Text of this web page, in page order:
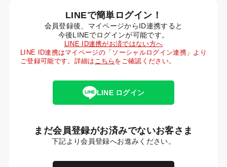
LINEで簡単ログイン！
会員登録後、マイページからID連携すると
今後LINEでログインが可能です。
LINE ID連携がお済ではない方へ
LINE ID連携はマイページの「ソーシャルログイン連携」より
ご登録可能です。詳細は こちら をご確認ください。
LINE ログイン
まだ会員登録がお済みでないお客さま
下記より会員登録へお進みください。